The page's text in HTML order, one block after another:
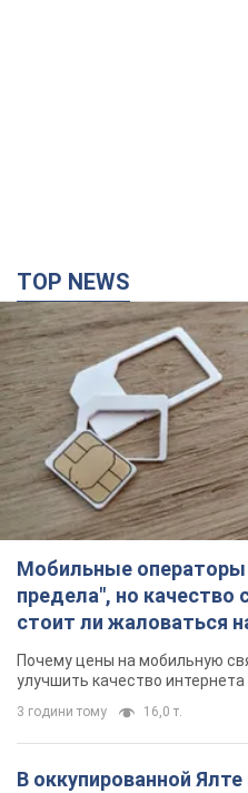
TOP NEWS
Мобильные
предела", но качество
стоит ли жаловаться
Почему цены на мобильную
улучшить качество
3 години тому 16,0 т.
В оккупированной